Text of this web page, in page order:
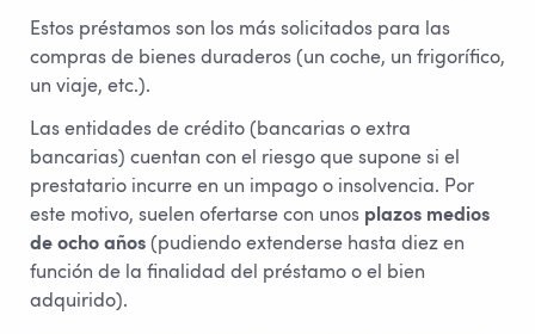
Estos préstamos son los más solicitados para las
compras de bienes duraderos (un coche, un frigorífico,
un viaje, etc.).
Las entidades de crédito (bancarias o extra
bancarias) cuentan con el riesgo que supone si el
prestatario incurre en un impago o insolvencia. Por
este motivo, suelen ofertarse con unos plazos medios
de ocho años (pudiendo extenderse hasta diez en
función de la finalidad del préstamo o el bien
adquirido).